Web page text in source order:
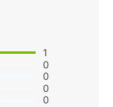
1
0
0
0
0